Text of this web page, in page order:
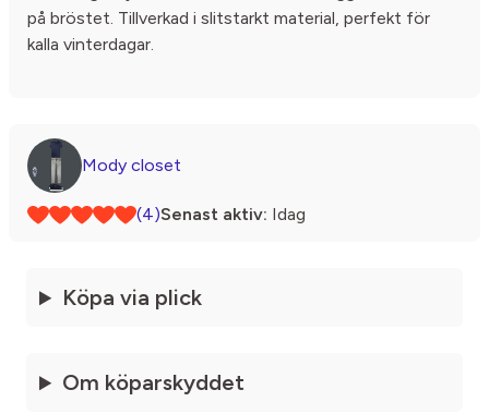
på bröstet. Tillverkad i slitstarkt material, perfekt för
kalla vinterdagar.
Mody closet
(4)Senast aktiv: Idag
Köpa via plick
Om köparskyddet